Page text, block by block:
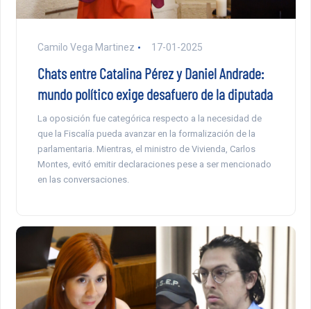
Camilo Vega Martinez 17-01-2025
Chats entre Catalina Pérez y Daniel Andrade:
mundo político exige desafuero de la diputada
La oposición fue categórica respecto a la necesidad de
que la Fiscalía pueda avanzar en la formalización de la
parlamentaria. Mientras, el ministro de Vivienda, Carlos
Montes, evitó emitir declaraciones pese a ser mencionado
en las conversaciones.